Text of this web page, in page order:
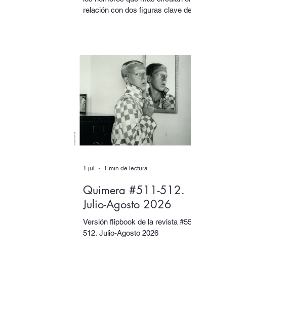
relación con dos figuras clave del
ilustradora. Artista de performance
y fotógrafa. Introvertide y
extrovertida. Leyendas de la
vanguardia y combatientes de la
resistencia.
Quimera #511-512.
Julio-Agosto 2026
Versión flipbook de la revista #5511-
512. Julio-Agosto 2026
1 jul 1 min de lectura